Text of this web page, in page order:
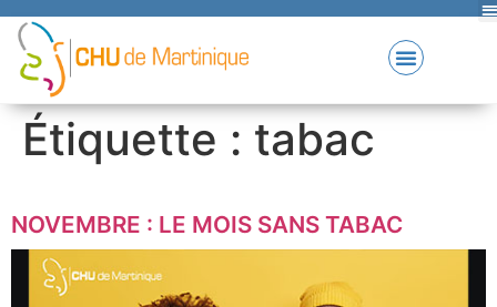
Étiquette : tabac
NOVEMBRE : LE MOIS SANS TABAC